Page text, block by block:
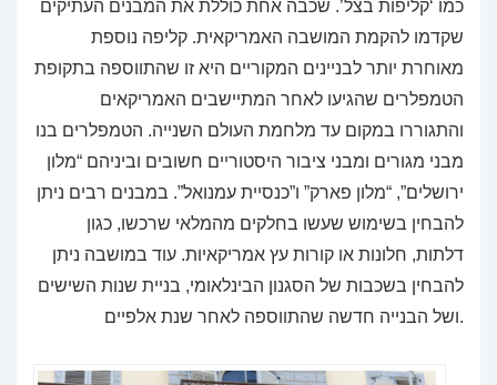
כמו ‘קליפות בצל’. שכבה אחת כוללת את המבנים העתיקים
שקדמו להקמת המושבה האמריקאית. קליפה נוספת
מאוחרת יותר לבניינים המקוריים היא זו שהתווספה בתקופת
הטמפלרים שהגיעו לאחר המתיישבים האמריקאים
והתגוררו במקום עד מלחמת העולם השנייה. הטמפלרים בנו
מבני מגורים ומבני ציבור היסטוריים חשובים וביניהם “מלון
ירושלים”, “מלון פארק” ו”כנסיית עמנואל”. במבנים רבים ניתן
להבחין בשימוש שעשו בחלקים מהמלאי שרכשו, כגון
דלתות, חלונות או קורות עץ אמריקאיות. עוד במושבה ניתן
להבחין בשכבות של הסגנון הבינלאומי, בניית שנות השישים
ושל הבנייה חדשה שהתווספה לאחר שנת אלפיים.